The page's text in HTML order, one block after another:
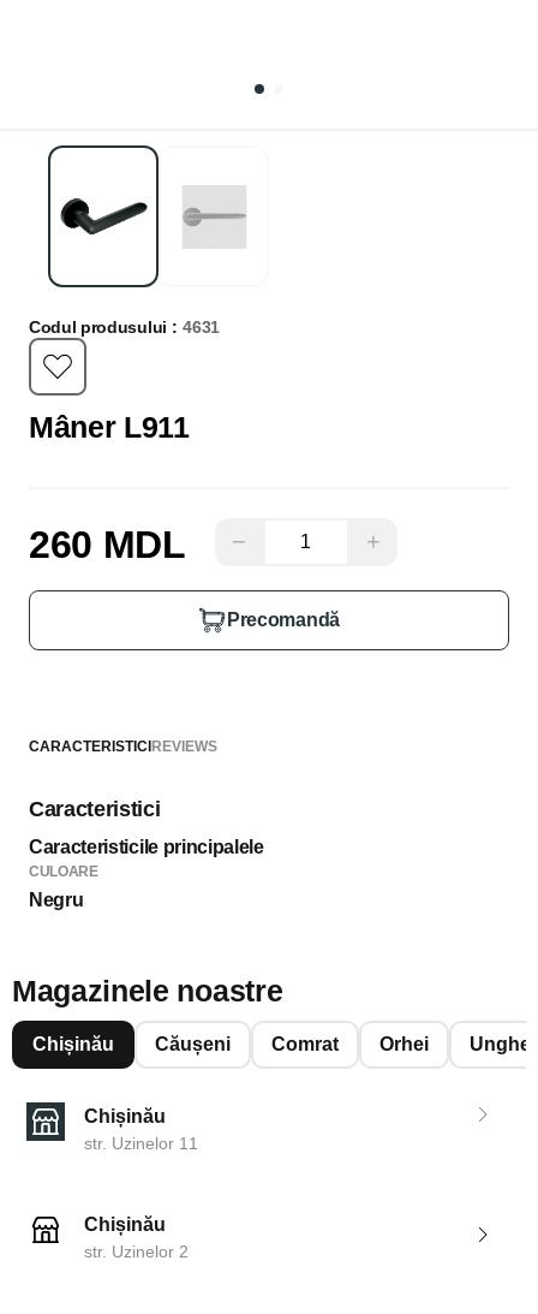
Codul produsului : 4631
Mâner L911
260 MDL − +
Precomandă
CARACTERISTICI REVIEWS
Caracteristici
Caracteristicile principalele
CULOARE
Negru
Magazinele noastre
Chișinău Căușeni Comrat Orhei
Chișinău
str. Uzinelor 11
Chișinău
str. Uzinelor 2